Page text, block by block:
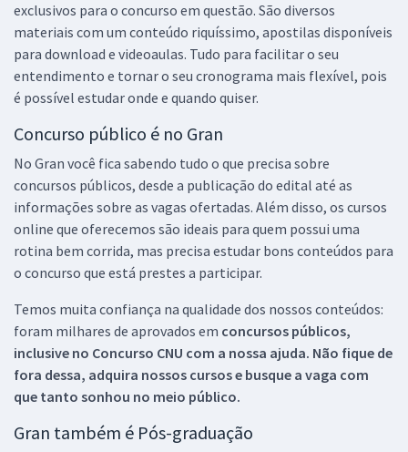
exclusivos para o concurso em questão. São diversos
materiais com um conteúdo riquíssimo, apostilas disponíveis
para download e videoaulas. Tudo para facilitar o seu
entendimento e tornar o seu cronograma mais flexível, pois
é possível estudar onde e quando quiser.
Concurso público é no Gran
No Gran você fica sabendo tudo o que precisa sobre
concursos públicos, desde a publicação do edital até as
informações sobre as vagas ofertadas. Além disso, os cursos
online que oferecemos são ideais para quem possui uma
rotina bem corrida, mas precisa estudar bons conteúdos para
o concurso que está prestes a participar.
Temos muita confiança na qualidade dos nossos conteúdos:
foram milhares de aprovados em concursos públicos,
inclusive no Concurso CNU com a nossa ajuda. Não fique de
fora dessa, adquira nossos cursos e busque a vaga com
que tanto sonhou no meio público.
Gran também é Pós-graduação